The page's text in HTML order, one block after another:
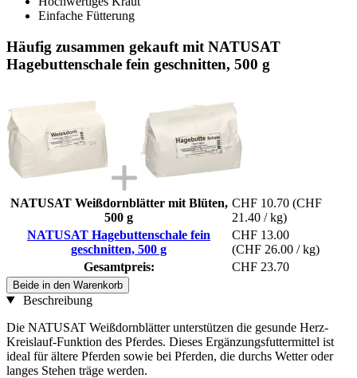
Einfache Fütterung
Häufig zusammen gekauft mit NATUSAT
Hagebuttenschale fein geschnitten, 500 g
NATUSAT Weißdornblätter mit Blüten,
500 g
CHF 10.70 (CHF
21.40 / kg)
NATUSAT Hagebuttenschale fein
geschnitten, 500 g
CHF 13.00
(CHF 26.00 / kg)
Gesamtpreis:
CHF 23.70
Beide in den Warenkorb
Beschreibung
Die NATUSAT Weißdornblätter unterstützen die gesunde Herz-
Kreislauf-Funktion des Pferdes. Dieses Ergänzungsfuttermittel ist
ideal für ältere Pferden sowie bei Pferden, die durchs Wetter oder
langes Stehen träge werden.